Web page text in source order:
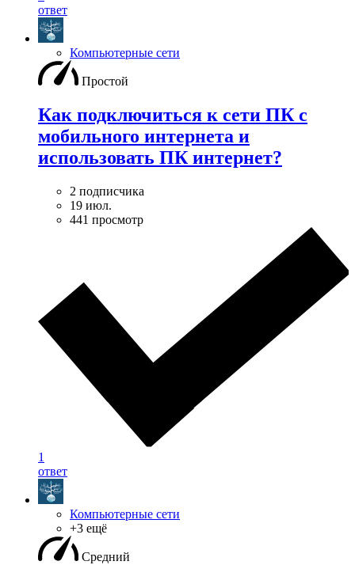
ответ
Компьютерные сети
Простой
Как подключиться к сети ПК с
мобильного интернета и
использовать ПК интернет?
2 подписчика
19 июл.
441 просмотр
1
ответ
Компьютерные сети
+3 ещё
Средний